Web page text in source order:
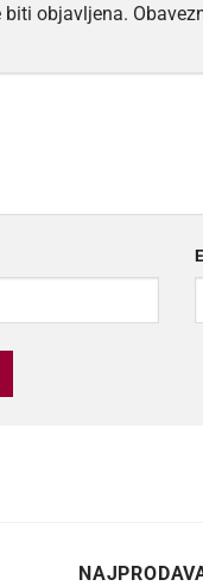
biti objavljena.